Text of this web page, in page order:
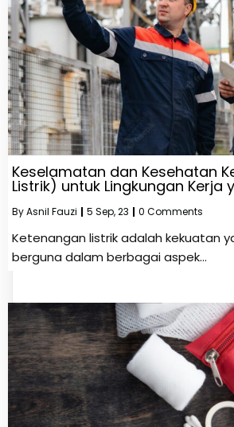
Keselamatan dan Kesehatan
Listrik) untuk Lingkungan Kerja
ByAsnil Fauzi | 5 Sep, 23 | 0 Comments
Ketenangan listrik adalah kekuatan
berguna dalam berbagai aspek…